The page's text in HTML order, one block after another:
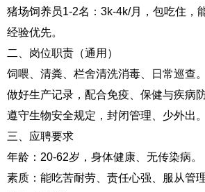
猪场饲养员1-2名：3k-4k/月，包吃住，
经验优先。
二、岗位职责（通用）
饲喂、清粪、栏舍清洗消毒、日常巡查。
做好生产记录，配合免疫、保健与疾病防
遵守生物安全规定，封闭管理、少外出。
三、应聘要求
年龄：20-62岁，身体健康、无传染病。
素质：能吃苦耐劳、责任心强、服从管理